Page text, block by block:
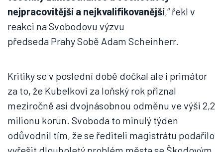
nejpracovitější a nejkvalifikovanější,“ řekl v
reakci na Svobodovu výzvu
předseda Prahy Sobě Adam Scheinherr.
Kritiky se v poslední době dočkal ale i primátor
za to, že Kubelkovi za loňský rok přiznal
meziročně asi dvojnásobnou odměnu ve výši 2,2
milionu korun. Svoboda to minulý týden
odůvodnil tím, že se řediteli magistrátu podařilo